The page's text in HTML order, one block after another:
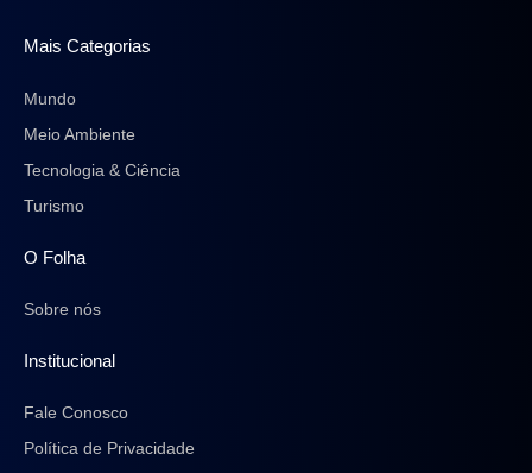
Mais Categorias
Mundo
Meio Ambiente
Tecnologia & Ciência
Turismo
O Folha
Sobre nós
Institucional
Fale Conosco
Política de Privacidade